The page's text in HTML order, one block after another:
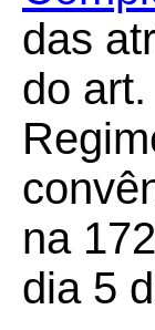
das
do
na
dia 5